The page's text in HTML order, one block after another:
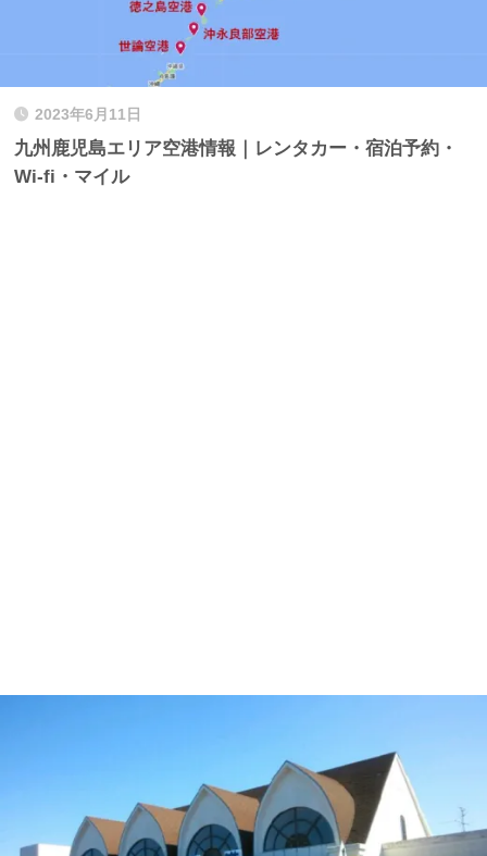
2023年6月11日
九州鹿児島エリア空港情報｜レンタカー・宿泊予約・
Wi-fi・マイル